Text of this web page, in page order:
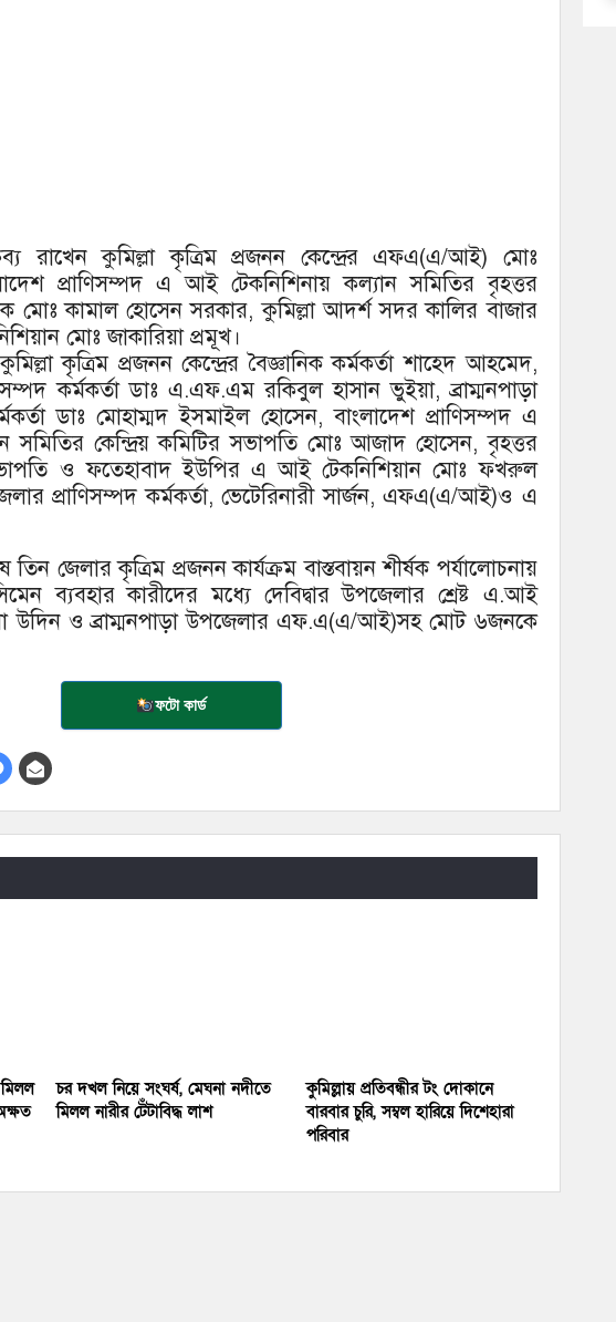
রাখেন কুমিল্লা কৃত্রিম প্রজনন কেন্দ্রের এফএ(এ/আই) মোঃ
প্রাণিসম্পদ এ আই টেকনিশিনায় কল্যান সমিতির বৃহত্তর
মোঃ কামাল হোসেন সরকার, কুমিল্লা আদর্শ সদর কালির বাজার
মোঃ জাকারিয়া প্রমূখ।
কৃত্রিম প্রজনন কেন্দ্রের বৈজ্ঞানিক কর্মকর্তা শাহেদ আহমেদ,
কর্মকর্তা ডাঃ এ.এফ.এম রকিবুল হাসান ভুইয়া, ব্রাম্মনপাড়া
ডাঃ মোহাম্মদ ইসমাইল হোসেন, বাংলাদেশ প্রাণিসম্পদ এ
সমিতির কেন্দ্রিয় কমিটির সভাপতি মোঃ আজাদ হোসেন, বৃহত্তর
ও ফতেহাবাদ ইউপির এ আই টেকনিশিয়ান মোঃ ফখরুল
প্রাণিসম্পদ কর্মকর্তা, ভেটেরিনারী সার্জন, এফএ(এ/আই)ও এ
জেলার কৃত্রিম প্রজনন কার্যক্রম বাস্তবায়ন শীর্ষক পর্যালোচনায়
ব্যবহার কারীদের মধ্যে দেবিদ্বার উপজেলার শ্রেষ্ট এ.আই
উদিন ও ব্রাম্মনপাড়া উপজেলার এফ.এ(এ/আই)সহ মোট ৬জনকে
ফটো কার্ড
চর দখল নিয়ে সংঘর্ষ, মেঘনা নদীতে
মিলল নারীর টেঁটাবিদ্ধ লাশ
কুমিল্লায় প্রতিবন্ধীর টং দোকানে
বারবার চুরি, সম্বল হারিয়ে দিশেহারা
পরিবার